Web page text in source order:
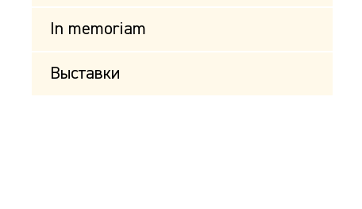
In memoriam
Выставки